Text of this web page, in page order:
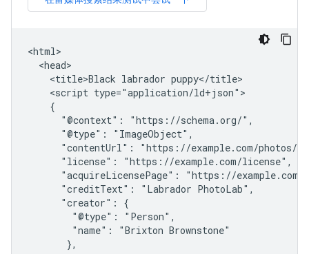
<html>
  <head>
    <title>Black labrador puppy</title>
    <script type="application/ld+json">
    {
      "@context": "https://schema.org/",
      "@type": "ImageObject",
"contentUrl": "https://example.com/photos/
      "license": "https://example.com/license",
"acquireLicensePage": "https://example.com/
      "creditText": "Labrador PhotoLab",
      "creator": {
        "@type": "Person",
        "name": "Brixton Brownstone"
       },